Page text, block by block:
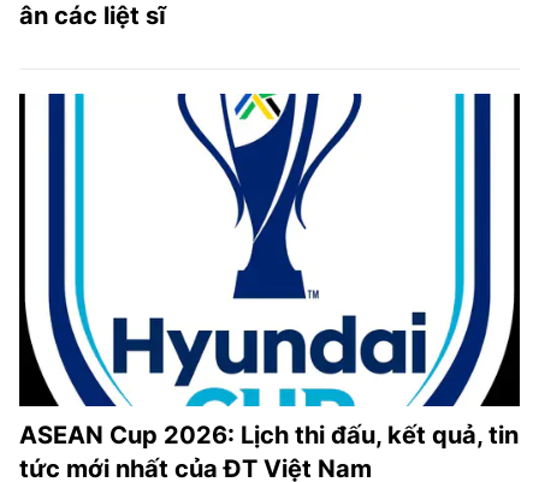
ân các liệt sĩ
ASEAN Cup 2026: Lịch thi đấu, kết quả, tin
tức mới nhất của ĐT Việt Nam